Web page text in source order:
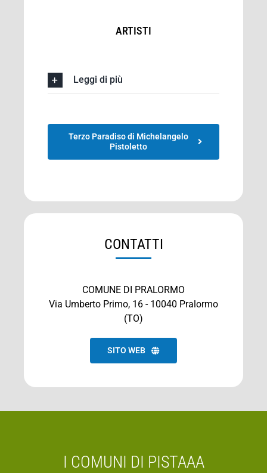
ARTISTI
Leggi di più
Terzo Paradiso di Michelangelo
Pistoletto
CONTATTI
COMUNE DI PRALORMO
Via Umberto Primo, 16 - 10040 Pralormo
(TO)
SITO WEB
I COMUNI DI PISTAAA